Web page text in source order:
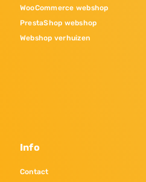
WooCommerce webshop
PrestaShop webshop
Webshop verhuizen
Info
Contact